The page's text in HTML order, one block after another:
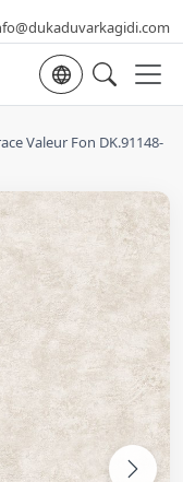
Dil seçimi
Valeur Fon DK.91148-